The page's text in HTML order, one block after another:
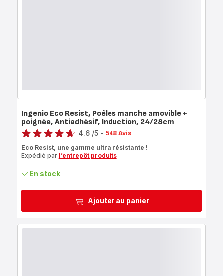
Ajouter au panier
Ingenio Eco Resist, Poêles manche amovible +
poignée, Antiadhésif, Induction, 24/28cm
Note
4.6 /5 - 548 Avis
Eco Resist, une gamme ultra résistante !
Expédié par l’entrepôt produits
En stock